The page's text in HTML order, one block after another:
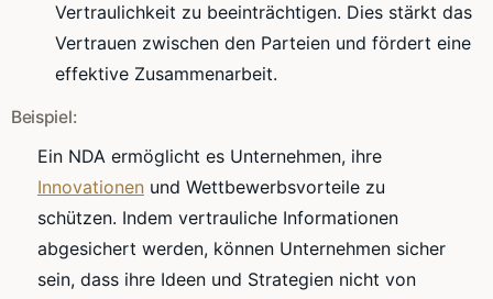
Vertraulichkeit zu beeinträchtigen. Dies stärkt das
Vertrauen zwischen den Parteien und fördert eine
effektive Zusammenarbeit.
Beispiel:
Ein NDA ermöglicht es Unternehmen, ihre
Innovationen und Wettbewerbsvorteile zu
schützen. Indem vertrauliche Informationen
abgesichert werden, können Unternehmen sicher
sein, dass ihre Ideen und Strategien nicht von